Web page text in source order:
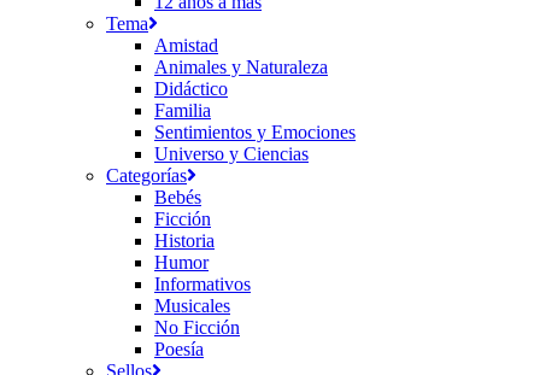
Tema
Amistad
Animales y Naturaleza
Didáctico
Familia
Sentimientos y Emociones
Universo y Ciencias
Categorías
Bebés
Ficción
Historia
Humor
Informativos
Musicales
No Ficción
Poesía
Sellos